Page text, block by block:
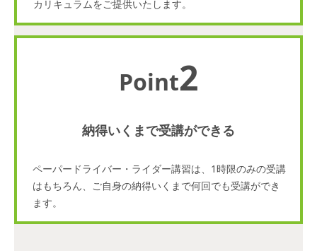
カリキュラムをご提供いたします。
Point2
納得いくまで受講ができる
ペーパードライバー・ライダー講習は、1時限のみの受講
はもちろん、ご自身の納得いくまで何回でも受講ができ
ます。